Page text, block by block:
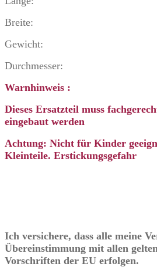
Breite:
Gewicht:
Durchmesser:
Warnhinweis :
Dieses Ersatzteil muss
eingebaut werden
Achtung: Nicht für Kinder
Kleinteile. Erstickungsgefahr
Ich versichere, dass alle meine
Übereinstimmung mit allen
Vorschriften der EU erfolgen.